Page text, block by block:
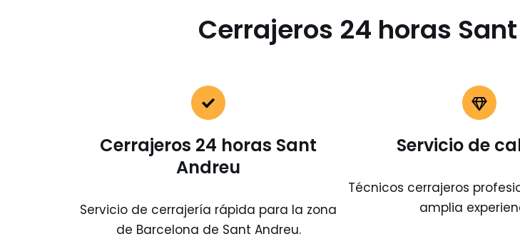
Cerrajeros 24 horas
Cerrajeros 24 horas Sant
Andreu
Servicio de cerrajería rápida para la zona
de Barcelona de Sant Andreu.
Servicio de
Técnicos cerrajeros
amplia